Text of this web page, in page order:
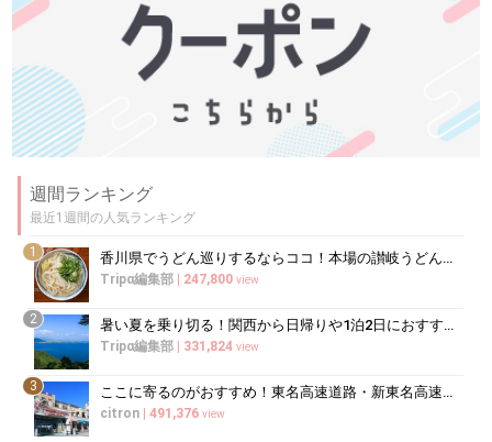
週間ランキング
最近1週間の人気ランキング
1 香川県でうどん巡りするならココ！本場の讃岐うどんの名店
Tripα編集部 | 247,800 view
2 暑い夏を乗り切る！関西から日帰りや1泊2日におすすめの避暑地10選
Tripα編集部 | 331,824 view
3 ここに寄るのがおすすめ！東名高速道路・新東名高速道路の充実のSA・PA10選
citron | 491,376 view